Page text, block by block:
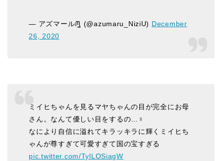
— アズマールᙏ̤̫͚ (@azumaru_NiziU) December
26, 2020
ミイヒちゃんを見るマヤちゃんの目が完全にお母
さん。なんて優しい目をするの…‍♀️
なにより自信に溢れてキラッキラに輝くミイヒち
ゃんが尊すぎて可愛すぎて国の宝すぎる
pic.twitter.com/TylLOSiagW